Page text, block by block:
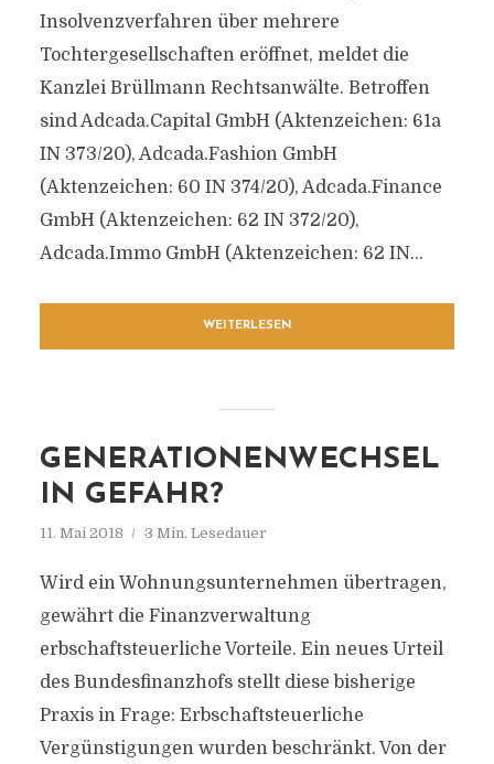
Insolvenzverfahren über mehrere
Tochtergesellschaften eröffnet, meldet die
Kanzlei Brüllmann Rechtsanwälte. Betroffen
sind Adcada.Capital GmbH (Aktenzeichen: 61a
IN 373/20), Adcada.Fashion GmbH
(Aktenzeichen: 60 IN 374/20), Adcada.Finance
GmbH (Aktenzeichen: 62 IN 372/20),
Adcada.Immo GmbH (Aktenzeichen: 62 IN...
WEITERLESEN
GENERATIONENWECHSEL
IN GEFAHR?
11. Mai 2018 3 Min. Lesedauer
Wird ein Wohnungsunternehmen übertragen,
gewährt die Finanzverwaltung
erbschaftsteuerliche Vorteile. Ein neues Urteil
des Bundesfinanzhofs stellt diese bisherige
Praxis in Frage: Erbschaftsteuerliche
Vergünstigungen wurden beschränkt. Von der